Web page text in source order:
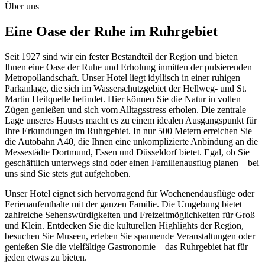
Über uns
Eine Oase der Ruhe im Ruhrgebiet
Seit 1927 sind wir ein fester Bestandteil der Region und bieten
Ihnen eine Oase der Ruhe und Erholung inmitten der pulsierenden
Metropollandschaft. Unser Hotel liegt idyllisch in einer ruhigen
Parkanlage, die sich im Wasserschutzgebiet der Hellweg- und St.
Martin Heilquelle befindet. Hier können Sie die Natur in vollen
Zügen genießen und sich vom Alltagsstress erholen. Die zentrale
Lage unseres Hauses macht es zu einem idealen Ausgangspunkt für
Ihre Erkundungen im Ruhrgebiet. In nur 500 Metern erreichen Sie
die Autobahn A40, die Ihnen eine unkomplizierte Anbindung an die
Messestädte Dortmund, Essen und Düsseldorf bietet. Egal, ob Sie
geschäftlich unterwegs sind oder einen Familienausflug planen – bei
uns sind Sie stets gut aufgehoben.
Unser Hotel eignet sich hervorragend für Wochenendausflüge oder
Ferienaufenthalte mit der ganzen Familie. Die Umgebung bietet
zahlreiche Sehenswürdigkeiten und Freizeitmöglichkeiten für Groß
und Klein. Entdecken Sie die kulturellen Highlights der Region,
besuchen Sie Museen, erleben Sie spannende Veranstaltungen oder
genießen Sie die vielfältige Gastronomie – das Ruhrgebiet hat für
jeden etwas zu bieten.